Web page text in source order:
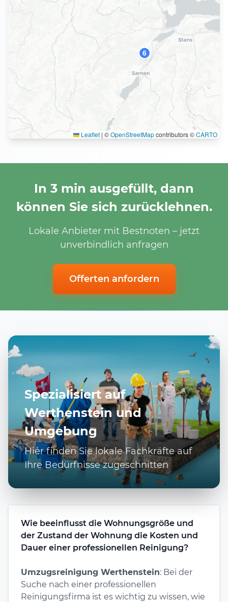
6
Leaflet | ©OpenStreetMapcontributors ©CARTO
In 3 min ausgefüllt, dann
können Sie sich zurücklehnen.
Lokale Anbieter mit Bestnoten – jetzt
unverbindlich anfragen
Offerten anfordern
Spezialisiert auf
Werthenstein und
Umgebung
Hier finden Sie lokale Fachkräfte auf
Ihre Bedürfnisse zugeschnitten
Wie beeinflusst die Wohnungsgröße und
der Zustand der Wohnung die Kosten und
Dauer einer professionellen Reinigung?
Umzugsreinigung Werthenstein: Bei der
Suche nach einer professionellen
Reinigungsfirma ist es wichtig zu wissen, wie